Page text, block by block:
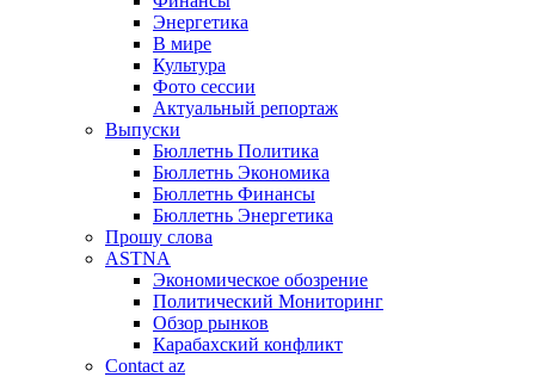
Энергетика
В мире
Культура
Фото сессии
Актуальный репортаж
Выпуски
Бюллетнь Политика
Бюллетнь Экономика
Бюллетнь Финансы
Бюллетнь Энергетика
Прошу слова
ASTNA
Экономическое обозрение
Политический Мониторинг
Обзор рынков
Карабахский конфликт
Contact az